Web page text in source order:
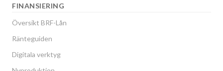
FINANSIERING
Översikt BRF-Lån
Ränteguiden
Digitala verktyg